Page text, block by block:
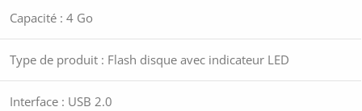
Capacité : 4 Go
Type de produit : Flash disque avec indicateur LED
Interface : USB 2.0